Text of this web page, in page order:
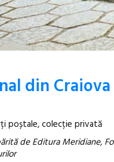
din Craiova
poștale, colecție privată
de Editura Meridiane,